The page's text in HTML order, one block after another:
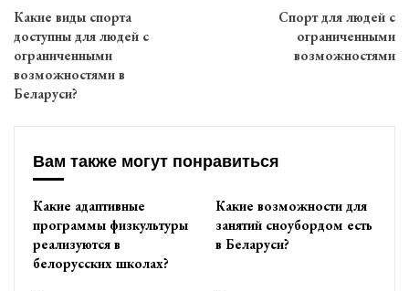
Какие виды спорта
доступны для людей с
ограниченными
возможностями в
Беларуси?
Спорт для людей с
ограниченными
возможностями
Вам также могут понравиться
Какие адаптивные
программы физкультуры
реализуются в
белорусских школах?
Какие возможности для
занятий сноубордом есть
в Беларуси?